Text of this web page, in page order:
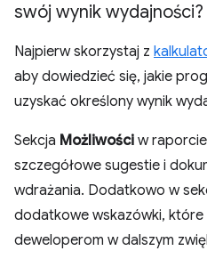
swój wynik wydajności?
Najpierw skorzystaj z
aby dowiedzieć się, jakie
uzyskać określony wynik
Sekcja Możliwości w
szczegółowe sugestie i
wdrażania. Dodatkowo w
dodatkowe wskazówki,
deweloperom w dalszym